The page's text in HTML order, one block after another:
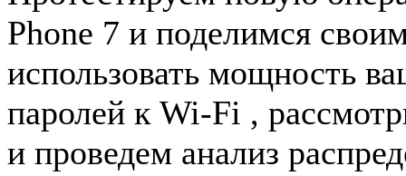
Phone 7 и поделимся
использовать мощность
паролей к Wi-Fi ,
и проведем анализ